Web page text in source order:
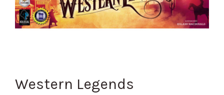
Western Legends